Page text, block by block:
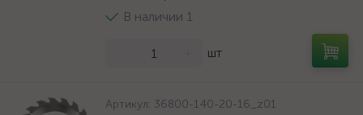
В наличии 1
шт
Артикул: 36800-140-20-16_z01